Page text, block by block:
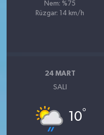
Nem: %75
Rüzgar: 14 km/h
24 MART
SALI
10°